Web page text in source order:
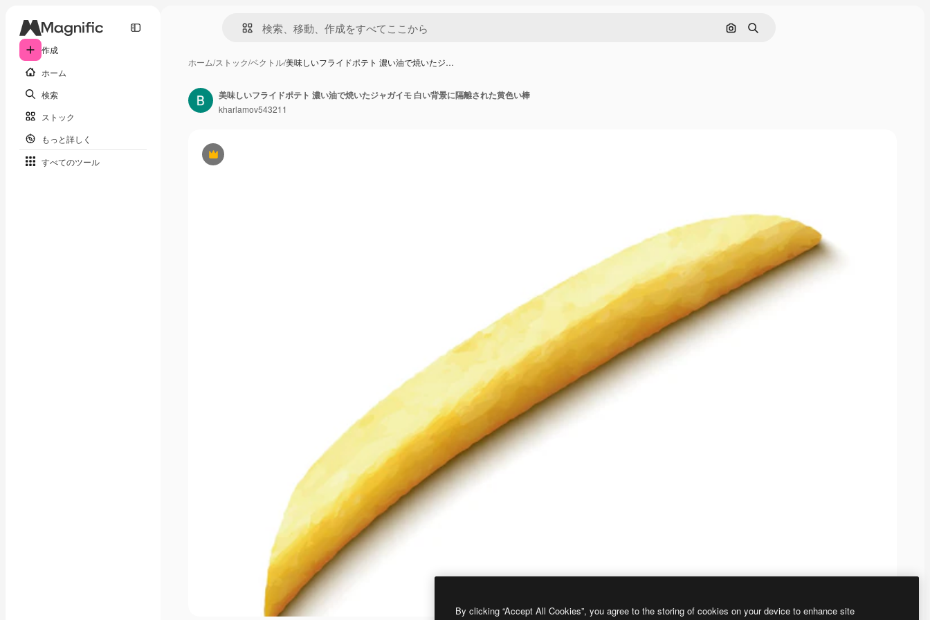
作成
ホーム
検索
ストック
もっと詳しく
すべてのツール
画像で検索
検索
ホーム/ストック/ベクトル/美味しいフライドポテト 濃い油で焼いたジ…
Premium
美味しいフライドポテト 濃い油で焼いたジャガイモ 白い背景に隔離された黄色い棒
kharlamov543211
By clicking “Accept All Cookies”, you agree to the storing of cookies on your device to enhance site